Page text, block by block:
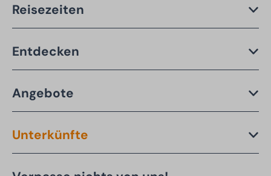
Reisezeiten
Entdecken
Angebote
Unterkünfte